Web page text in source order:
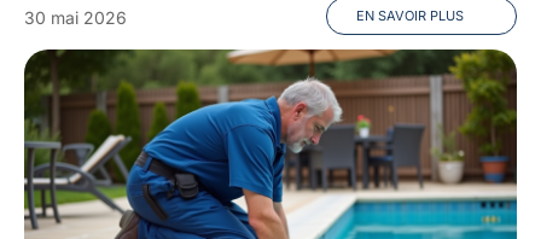
30 mai 2026 EN SAVOIR PLUS